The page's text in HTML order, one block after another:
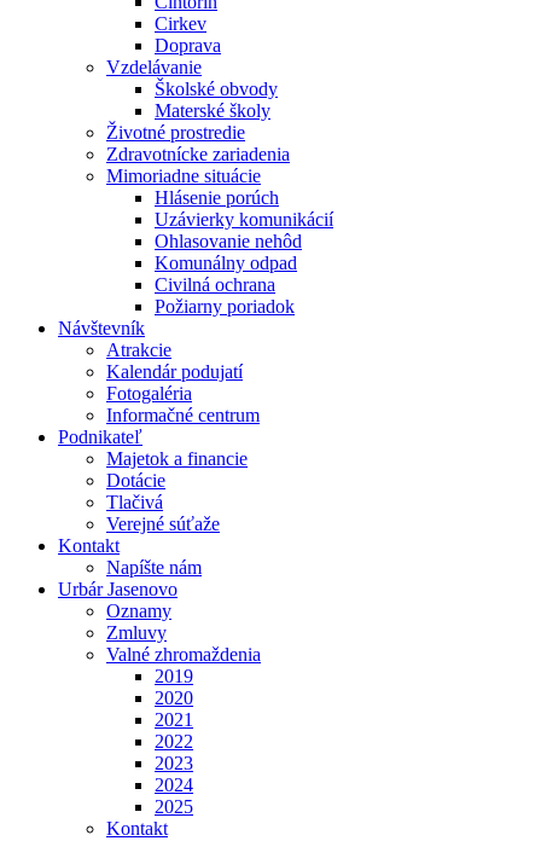
Cirkev
Doprava
Vzdelávanie
Školské obvody
Materské školy
Životné prostredie
Zdravotnícke zariadenia
Mimoriadne situácie
Hlásenie porúch
Uzávierky komunikácií
Ohlasovanie nehôd
Komunálny odpad
Civilná ochrana
Požiarny poriadok
Návštevník
Atrakcie
Kalendár podujatí
Fotogaléria
Informačné centrum
Podnikateľ
Majetok a financie
Dotácie
Tlačivá
Verejné súťaže
Kontakt
Napíšte nám
Urbár Jasenovo
Oznamy
Zmluvy
Valné zhromaždenia
2019
2020
2021
2022
2023
2024
2025
Kontakt